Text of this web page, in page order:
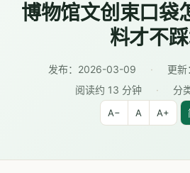
博物馆文创束口袋
料才不
发布： 2026-03-09 · 更新：
阅读约 13 分钟
· 分
A− A A+